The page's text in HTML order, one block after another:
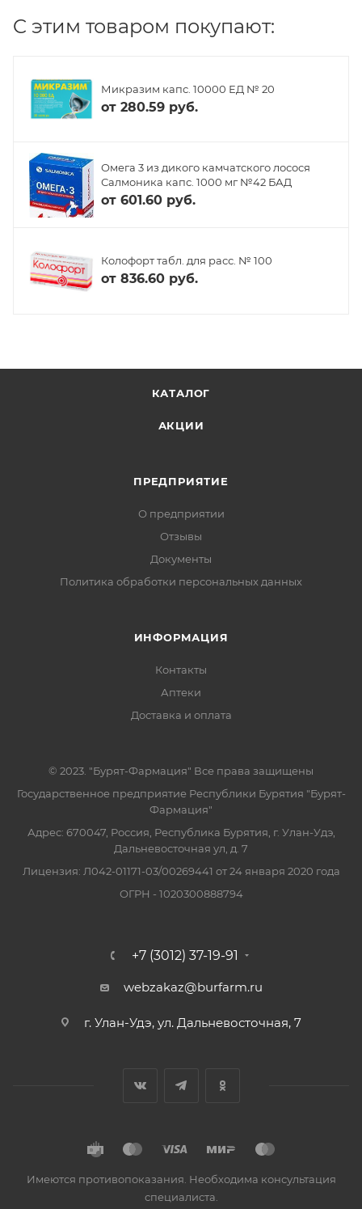
C этим товаром покупают:
Микразим капс. 10000 ЕД № 20
от 280.59 руб.
Омега 3 из дикого камчатского лосося
Салмоника капс. 1000 мг №42 БАД
от 601.60 руб.
Колофорт табл. для расс. № 100
от 836.60 руб.
КАТАЛОГ
АКЦИИ
ПРЕДПРИЯТИЕ
О предприятии
Отзывы
Документы
Политика обработки персональных данных
ИНФОРМАЦИЯ
Контакты
Аптеки
Доставка и оплата
© 2023. "Бурят-Фармация" Все права защищены
Государственное предприятие Республики Бурятия "Бурят-
Фармация"
Адрес: 670047, Россия, Республика Бурятия, г. Улан-Удэ,
Дальневосточная ул, д. 7
Лицензия: Л042-01171-03/00269441 от 24 января 2020 года
ОГРН - 1020300888794
+7 (3012) 37-19-91
webzakaz@burfarm.ru
г. Улан-Удэ, ул. Дальневосточная, 7
Имеются противопоказания. Необходима консультация
специалиста.